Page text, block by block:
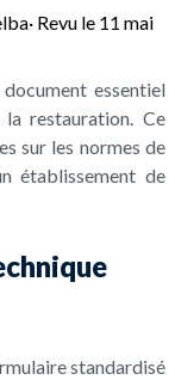
· Revu le 11 mai
essentiel
restauration. Ce
sur les normes de
établissement de
standardisé